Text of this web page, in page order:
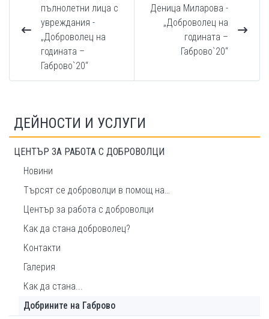
пълнолетни лица с
увреждания -
„Доброволец на
годината –
Габрово`20“
Деница Миларова -
„Доброволец на
годината –
Габрово`20“
ДЕЙНОСТИ И УСЛУГИ
ЦЕНТЪР ЗА РАБОТА С ДОБРОВОЛЦИ
Новини
Търсят се доброволци в помощ на…
Център за работа с доброволци
Как да стана доброволец?
Контакти
Галерия
Как да стана...
Добрините на Габрово